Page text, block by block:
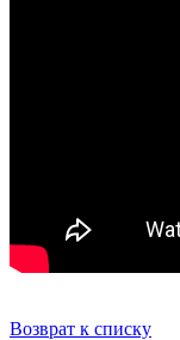
Возврат к списку